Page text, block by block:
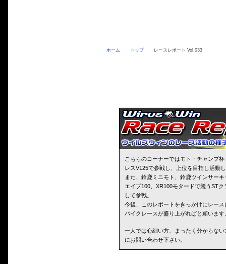
ホーム トップ レースレポート Vol.033
こちらのコーナーではモト・チャンプ
レスV125で参戦し、上位を目指し活動
また、鈴鹿ミニモト、鈴鹿ツインサー
エイプ100、XR100モタードで競うST
して参戦。
今後、このレポートをきっかけにレー
バイクレースが盛り上がればと願います
一人では心細い方、まったく分からな
にお問い合わせ下さい。